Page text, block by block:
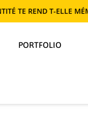
REND T-ELLE
PORTFOLIO